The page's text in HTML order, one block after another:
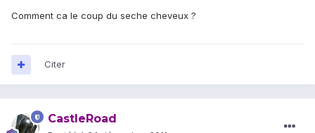
Comment ca le coup du seche cheveux ?
Citer
CastleRoad